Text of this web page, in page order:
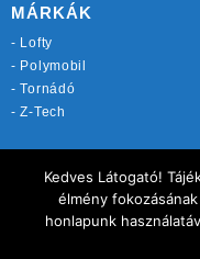
MÁRKÁK
- Lofty
- Polymobil
-Tornádó
-Z-Tech
rekordmobil.hu
elektromos-kerekparbolt.hu
Kedves Látogató!
élmény
honlapunk